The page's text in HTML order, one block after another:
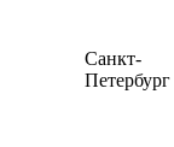
Санкт-
Петербург